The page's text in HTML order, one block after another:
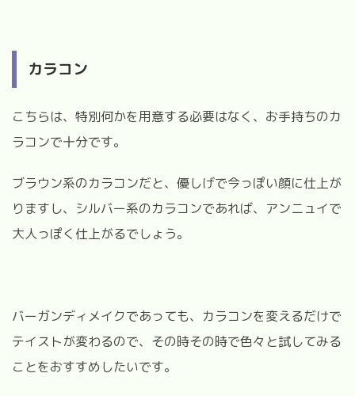
カラコン
こちらは、特別何かを用意する必要はなく、お手持ちのカ
ラコンで十分です。
ブラウン系のカラコンだと、優しげで今っぽい顔に仕上が
りますし、シルバー系のカラコンであれば、アンニュイで
大人っぽく仕上がるでしょう。
バーガンディメイクであっても、カラコンを変えるだけで
テイストが変わるので、その時その時で色々と試してみる
ことをおすすめしたいです。